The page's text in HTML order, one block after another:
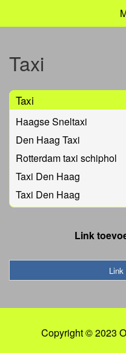
Taxi
Taxi
Haagse Sneltaxi
Den Haag Taxi
Rotterdam taxi schiphol
Taxi Den Haag
Taxi Den Haag
Link
Link
Copyright © 2023